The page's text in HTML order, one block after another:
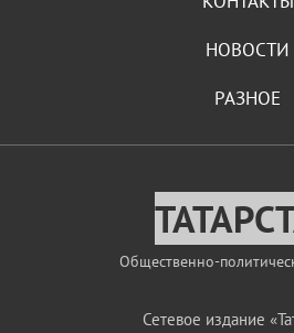
НОВОСТИ
РАЗНОЕ
Общественно-
Сетевое издание